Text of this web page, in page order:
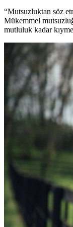
“Mutsuzluktan söz
Mükemmel
mutluluk kadar